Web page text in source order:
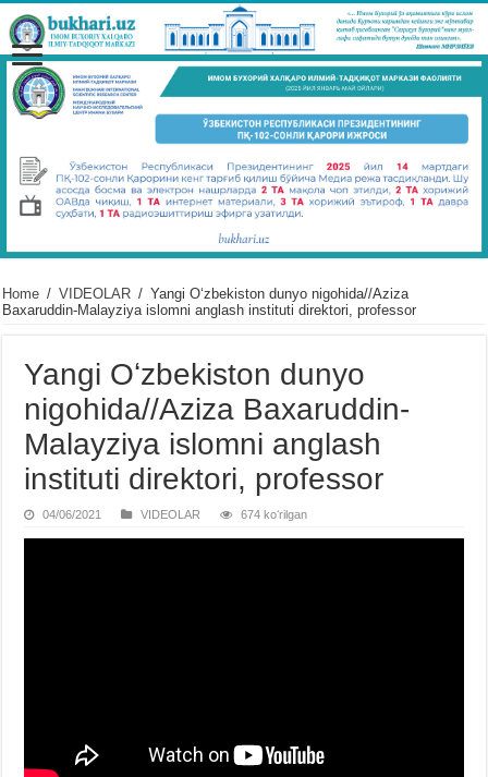
Home / VIDЕOLAR / Yangi Oʻzbekiston dunyo nigohida//Aziza
Baxaruddin-Malayziya islomni anglash instituti direktori, professor
Yangi Oʻzbekiston dunyo
nigohida//Aziza Baxaruddin-
Malayziya islomni anglash
instituti direktori, professor
04/06/2021 VIDЕOLAR 674 koʻrilgan